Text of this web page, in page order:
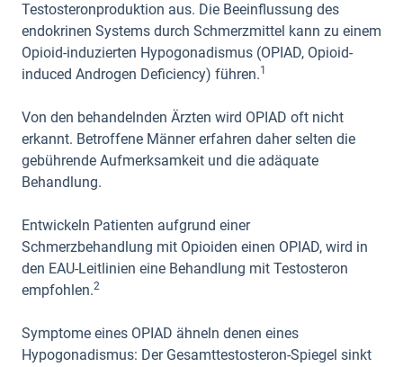
Testosteronproduktion aus. Die Beeinflussung des
endokrinen Systems durch Schmerzmittel kann zu einem
Opioid-induzierten Hypogonadismus (OPIAD, Opioid-
induced Androgen Deficiency) führen.1
Von den behandelnden Ärzten wird OPIAD oft nicht
erkannt. Betroffene Männer erfahren daher selten die
gebührende Aufmerksamkeit und die adäquate
Behandlung.
Entwickeln Patienten aufgrund einer
Schmerzbehandlung mit Opioiden einen OPIAD, wird in
den EAU-Leitlinien eine Behandlung mit Testosteron
empfohlen.2
Symptome eines OPIAD ähneln denen eines
Hypogonadismus: Der Gesamttestosteron-Spiegel sinkt